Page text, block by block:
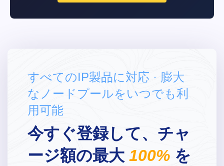
すべてのIP製品に対応 · 膨大
なノードプールをいつでも利
用可能
今すぐ登録して、チャ
ージ額の最大 100% を